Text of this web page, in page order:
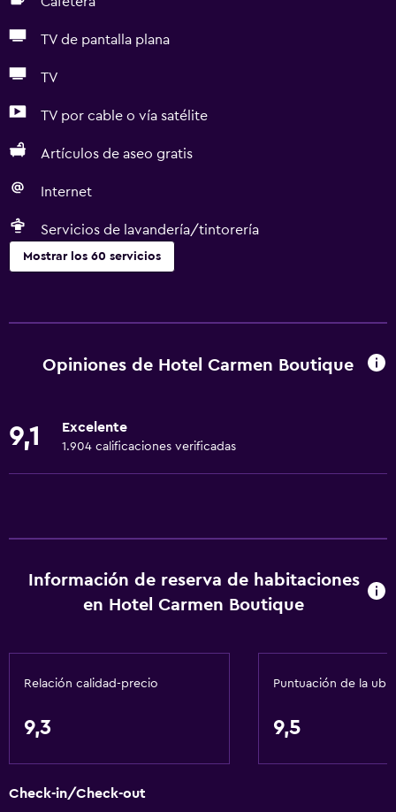
TV de pantalla plana
TV
TV por cable o vía satélite
Artículos de aseo gratis
Internet
Servicios de lavandería/tintorería
Mostrar los 60 servicios
Internet
Artículos de aseo gratis
Aire acondicionado
Accesibilidad y adecuación
Accesibilidad
Para no fumadores
Opiniones de Hotel Carmen Boutique
9,1 Excelente
1.904 calificaciones verificadas
Información de reserva de habitaciones
en Hotel Carmen Boutique
Relación calidad-precio
9,3
Puntuación de la
9,5
Check-in/Check-out